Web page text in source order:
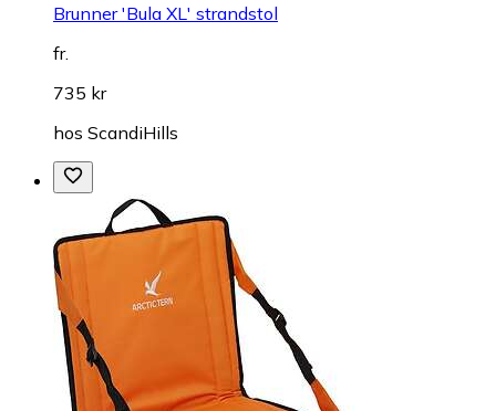
Brunner 'Bula XL' strandstol
fr.
735 kr
hos ScandiHills